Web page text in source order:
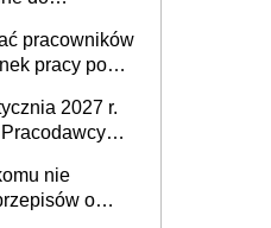
pracowników
pracy po
Fundusz
2027 r.
nie
o